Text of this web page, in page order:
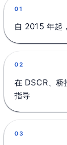
01
自 2015 年起
02
在 DSCR、桥
指导
03